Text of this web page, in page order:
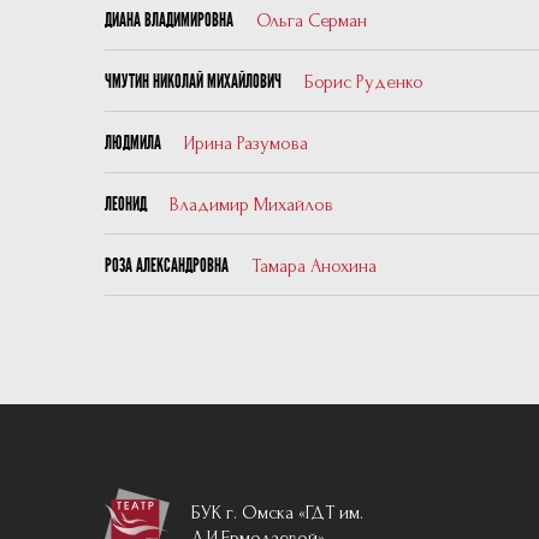
ДИАНА ВЛАДИМИРОВНА Ольга Серман
ЧМУТИН НИКОЛАЙ МИХАЙЛОВИЧ Борис Руденко
ЛЮДМИЛА Ирина Разумова
ЛЕОНИД Владимир Михайлов
РОЗА АЛЕКСАНДРОВНА Тамара Анохина
БУК г. Омска «ГДТ им.